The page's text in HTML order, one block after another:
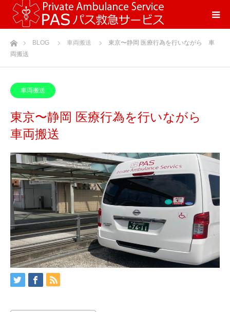
ホームBLOG 車両搬送
東京〜静岡 医療行為を行いながら 車
両搬送
車両搬送
東京〜静岡 医療行為を行いながら
車両搬送